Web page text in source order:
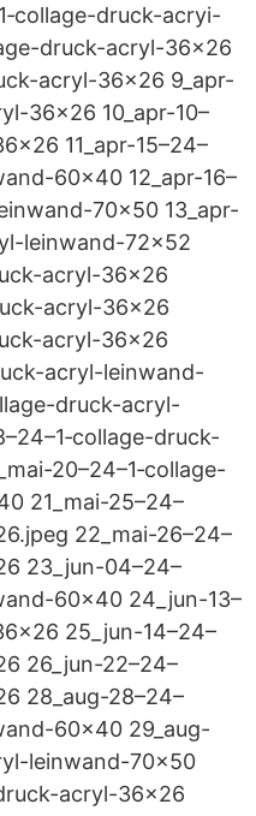
druck-acryi-
druck-acryl-36x26
acryl-36x26 9_apr-
36x26 10_apr-10–
11_apr-15–24–
60x40 12_apr-16–
70x50 13_apr-
leinwand-72x52
acryl-36x26
acryl-36x26
acryl-36x26
acryl-leinwand-
druck-acryl-
druck-
20–24–1‑collage-
21_mai-25–24–
22_mai-26–24–
23_jun-04–24–
60x40 24_jun-13–
25_jun-14–24–
26_jun-22–24–
28_aug-28–24–
60x40 29_aug-
leinwand-70x50
acryl-36x26